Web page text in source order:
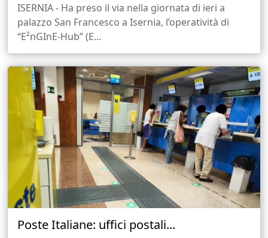
ISERNIA - Ha preso il via nella giornata di ieri a
palazzo San Francesco a Isernia, l’operatività di
“E²nGInE-Hub” (E...
Poste Italiane: uffici postali...